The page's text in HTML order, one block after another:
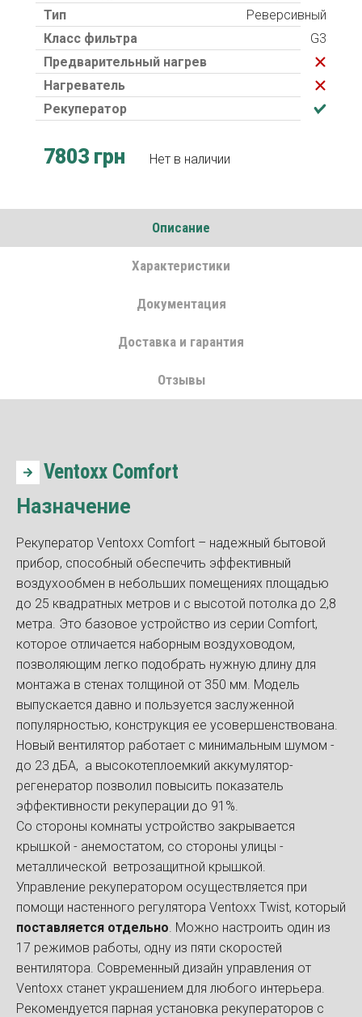
Тип
Реверсивный
Класс фильтра
G3
Предварительный нагрев
Нагреватель
Рекуператор
7803 грн Нет в наличии
Описание
Характеристики
Документация
Доставка и гарантия
Отзывы
Ventoxx Comfort
Назначение
Рекуператор Ventoxx Comfort – надежный бытовой
прибор, способный обеспечить эффективный
воздухообмен в небольших помещениях площадью
до 25 квадратных метров и с высотой потолка до 2,8
метра. Это базовое устройство из серии Comfort,
которое отличается наборным воздуховодом,
позволяющим легко подобрать нужную длину для
монтажа в стенах толщиной от 350 мм. Модель
выпускается давно и пользуется заслуженной
популярностью, конструкция ее усовершенствована.
Новый вентилятор работает с минимальным шумом -
до 23 дБА, а высокотеплоемкий аккумулятор-
регенератор позволил повысить показатель
эффективности рекуперации до 91%.
Со стороны комнаты устройство закрывается
крышкой - анемостатом, со стороны улицы -
металлической ветрозащитной крышкой.
Управление рекуператором осуществляется при
помощи настенного регулятора Ventoxx Twist, который
поставляется отдельно . Можно настроить один из
17 режимов работы, одну из пяти скоростей
вентилятора. Современный дизайн управления от
Ventoxx станет украшением для любого интерьера.
Рекомендуется парная установка рекуператоров с